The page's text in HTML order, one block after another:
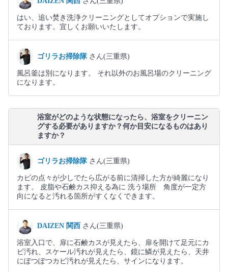
はい、追い焚き洗浄クリーニングとしてオプションで実施し
ております。宜しくお願いいたします。
ゴリラお掃除隊 さん(三重県)
風呂釜は別になります。 それ以外のお風呂場のクリーニング
になります。
浴室がどのような状態になったら、浴室をクリーニン
グする必要がありますか？何か目安になるものはあり
ますか？
ゴリラお掃除隊 さん(三重県)
カビの点々が少しでたら広がる前に清掃した方が綺麗になり
ます。 皮脂や石鹸カス抑える為に 洗う場所 角度が一定方
向になると汚れる箇所がすくなくできます。
DAIZEN 関西 さん(三重県)
浴室入口で、扉に石鹸カスが見えたら、扉を開けて足元にカ
ビ汚れ、スケール汚れが見えたら、鏡に鱗が見えたら、天井
にぽつぽつカビ汚れが見えたら、サインになります。